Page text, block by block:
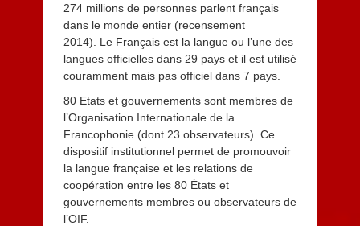
274 millions de personnes parlent français
dans le monde entier (recensement
2014). Le Français est la langue ou l’une des
langues officielles dans 29 pays et il est utilisé
couramment mais pas officiel dans 7 pays.
80 Etats et gouvernements sont membres de
l’Organisation Internationale de la
Francophonie (dont 23 observateurs). Ce
dispositif institutionnel permet de promouvoir
la langue française et les relations de
coopération entre les 80 États et
gouvernements membres ou observateurs de
l’OIF.